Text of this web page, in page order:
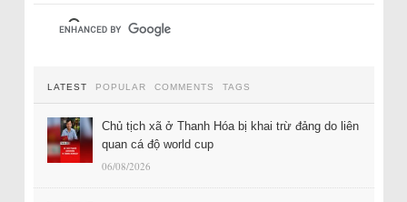
LATEST POPULAR COMMENTS TAGS
Chủ tịch xã ở Thanh Hóa bị khai trừ đảng do liên
quan cá độ world cup
06/08/2026